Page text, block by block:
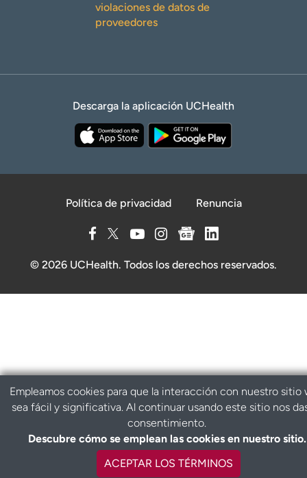
violaciones de datos de
proveedores
Descarga la aplicación UCHealth
Política de privacidad Renuncia
© 2026 UCHealth. Todos los derechos reservados.
Empleamos cookies para que la interacción con nuestro sitio
sea fácil y significativa. Al continuar usando este sitio nos
consentimiento.
Descubre cómo se emplean las cookies en nuestro sitio.
ACEPTAR LOS TÉRMINOS